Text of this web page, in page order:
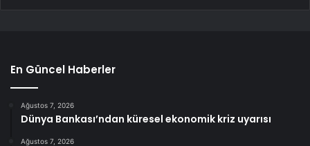
En Güncel Haberler
Ağustos 7, 2026
Dünya Bankası’ndan küresel ekonomik kriz uyarısı
Ağustos 7, 2026